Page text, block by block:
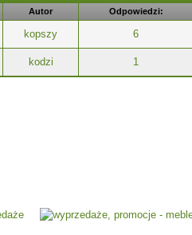
Autor Odpowiedzi:
kopszy 6
kodzi 1